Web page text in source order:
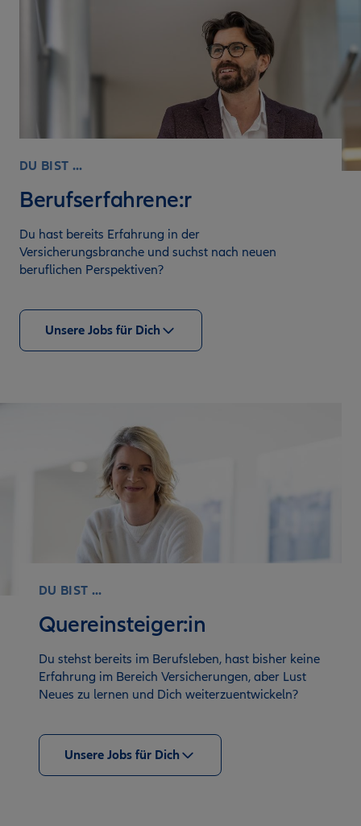
DU BIST ...
Berufserfahrene:r
Du hast bereits Erfahrung in der
Versicherungsbranche und suchst nach neuen
beruflichen Perspektiven?
Unsere Jobs für Dich
DU BIST ...
Quereinsteiger:in
Du stehst bereits im Berufsleben, hast bisher keine
Erfahrung im Bereich Versicherungen, aber Lust
Neues zu lernen und Dich weiterzuentwickeln?
Unsere Jobs für Dich